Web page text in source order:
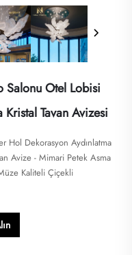
Salonu Otel Lobisi
Tavan Avizesi
Hol Dekorasyon Aydınlatma
Avize - Mimari Petek Asma
Kaliteli Çiçekli